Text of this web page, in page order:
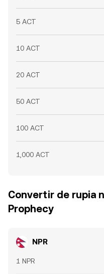
5 ACT
10 ACT
20 ACT
50 ACT
100 ACT
1,000 ACT
Convertir de rupia
Prophecy
NPR
1 NPR